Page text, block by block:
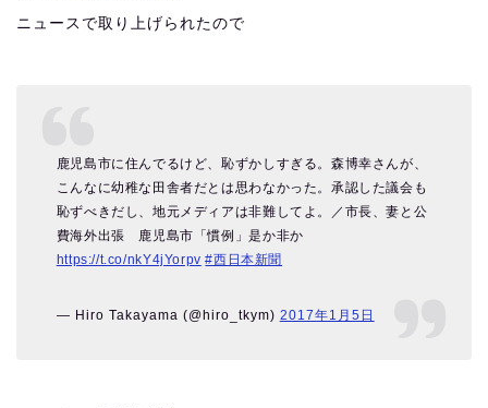
ニュースで取り上げられたので
鹿児島市に住んでるけど、恥ずかしすぎる。森博幸さんが、
こんなに幼稚な田舎者だとは思わなかった。承認した議会も
恥ずべきだし、地元メディアは非難してよ。／市長、妻と公
費海外出張 鹿児島市「慣例」是か非か
https://t.co/nkY4jYorpv #西日本新聞
— Hiro Takayama (@hiro_tkym) 2017年1月5日